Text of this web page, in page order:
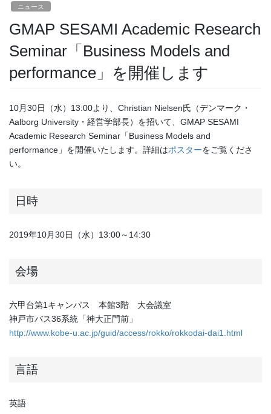
ニュース
GMAP SESAMI Academic Research
Seminar「Business Models and
performance」を開催します
10月30日（水）13:00より、Christian Nielsen氏（デンマーク・
Aalborg University・経営学部長）を招いて、GMAP SESAMI
Academic Research Seminar「Business Models and
performance」を開催いたします。詳細はポスターをご覧くださ
い。
日時
2019年10月30日（水）13:00～14:30
会場
六甲台第1キャンパス 本館3階 大会議室
神戸市バス36系統「神大正門前」
http://www.kobe-u.ac.jp/guid/access/rokko/rokkodai-dai1.html
言語
英語